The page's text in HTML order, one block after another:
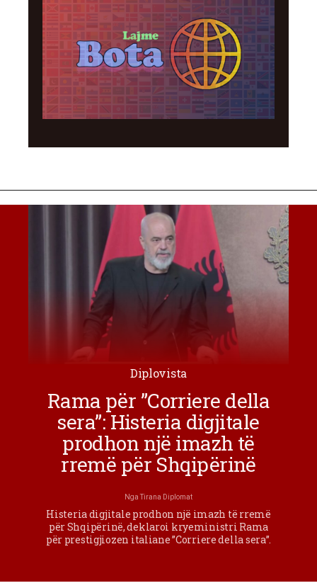
Diplovista
Rama për ”Corriere della
sera”: Histeria digjitale
prodhon një imazh të
rremë për Shqipërinë
NgaTirana Diplomat
Histeria digjitale prodhon një imazh të rremë
për Shqipërinë, deklaroi kryeministri Rama
për prestigjiozen italiane ”Corriere della sera”.